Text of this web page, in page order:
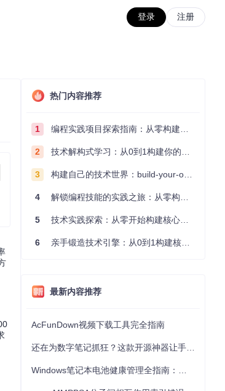
登录 注册
热门内容推荐
1 编程实践项目探索指南：从零构建技术能力体系
2 技术解构式学习：从0到1构建你的编程知识体系
3 构建自己的技术世界：build-your-own-x项目的实践探索指南
4 解锁编程技能的实践之旅：从零构建你的技术世界
5 技术实践探索：从零开始构建核心系统的实践指南
6 亲手锻造技术引擎：从0到1构建核心系统的实践指南
最新内容推荐
AcFunDown视频下载工具完全指南